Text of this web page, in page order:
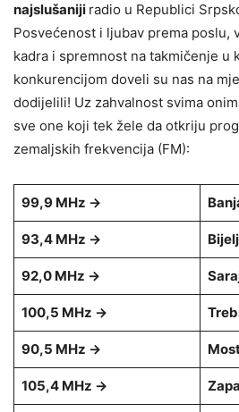
najslušaniji radio u Republici
Posvećenost i ljubav prema poslu,
kadra i spremnost na takmičenje u
konkurencijom doveli su nas na
dodijelili! Uz zahvalnost svima
sve one koji tek žele da otkriju
zemaljskih frekvencija (FM):
99,9 MHz →
93,4 MHz →
92,0 MHz →
100,5 MHz →
90,5 MHz →
105,4 MHz →